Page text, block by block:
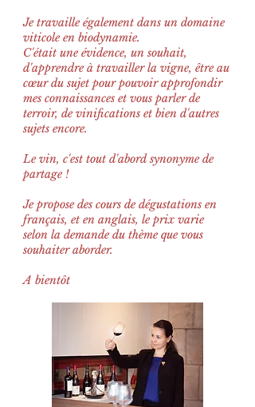
Je travaille également dans un domaine
viticole en biodynamie.
C'était une évidence, un souhait,
d'apprendre à travailler la vigne, être au
cœur du sujet pour pouvoir approfondir
mes connaissances et vous parler de
terroir, de vinifications et bien d'autres
sujets encore.
Le vin, c'est tout d'abord synonyme de
partage !
Je propose des cours de dégustations en
français, et en anglais, le prix varie
selon la demande du thème que vous
souhaiter aborder.
A bientôt